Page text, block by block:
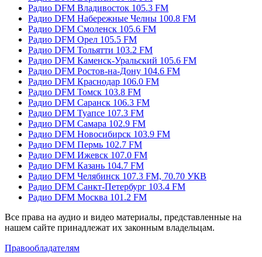
Радио DFM Владивосток 105.3 FM
Радио DFM Набережные Челны 100.8 FM
Радио DFM Смоленск 105.6 FM
Радио DFM Орел 105.5 FM
Радио DFM Тольятти 103.2 FM
Радио DFM Каменск-Уральский 105.6 FM
Радио DFM Ростов-на-Дону 104.6 FM
Радио DFM Краснодар 106.0 FM
Радио DFM Томск 103.8 FM
Радио DFM Саранск 106.3 FM
Радио DFM Туапсе 107.3 FM
Радио DFM Самара 102.9 FM
Радио DFM Новосибирск 103.9 FM
Радио DFM Пермь 102.7 FM
Радио DFM Ижевск 107.0 FM
Радио DFM Казань 104.7 FM
Радио DFM Челябинск 107.3 FM, 70.70 УКВ
Радио DFM Санкт-Петербург 103.4 FM
Радио DFM Москва 101.2 FM
Все права на аудио и видео материалы, представленные на
нашем сайте принадлежат их законным владельцам.
Правообладателям